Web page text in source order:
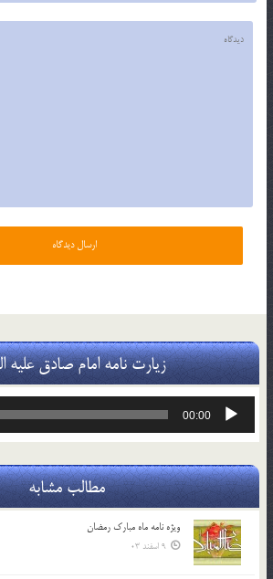
زیارت نامه امام صادق علیه
پخش‌کننده
00:00
مطالب مشابه
ویژه نامه ماه مبارک رمضان
9 اسفند 03